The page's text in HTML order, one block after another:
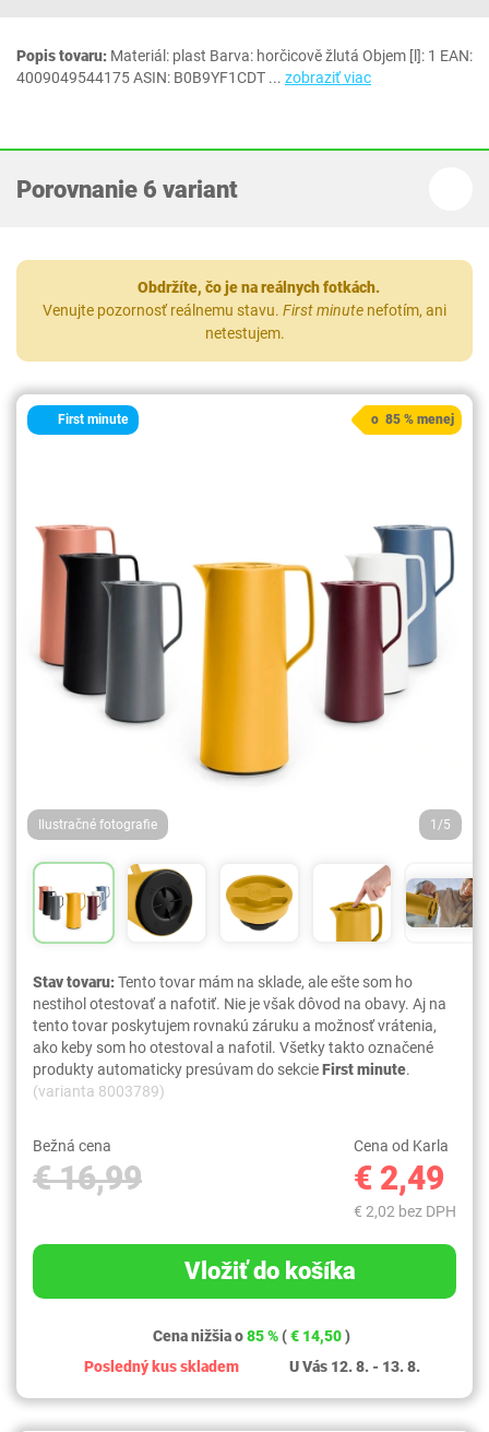
Popis tovaru: Materiál: plast Barva: horčicově žlutá Objem [l]: 1 EAN:
4009049544175 ASIN: B0B9YF1CDT ... zobraziť viac
Porovnanie 6 variant
Obdržíte, čo je na reálnych fotkách.
Venujte pozornosť reálnemu stavu. First minute nefotím, ani
netestujem.
First minute
Ilustračné fotografie 1/5
o 85 % menej
Stav tovaru:Tento tovar mám na sklade, ale ešte som ho
nestihol otestovať a nafotiť. Nie je však dôvod na obavy. Aj na
tento tovar poskytujem rovnakú záruku a možnosť vrátenia,
ako keby som ho otestoval a nafotil. Všetky takto označené
produkty automaticky presúvam do sekcieFirst minute.
(varianta 8003789)
Bežná cena
€ 16,99
Cena od Karla
€ 2,49
€ 2,02 bez DPH
Vložiť do košíka
Cena nižšia o85 % (€ 14,50)
Posledný kus skladem
U Vás 12. 8. - 13. 8.